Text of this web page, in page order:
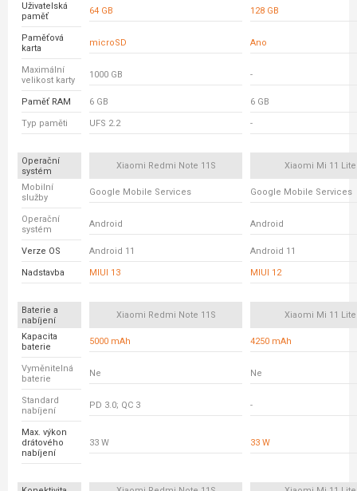
Uživatelská
paměť
64 GB 128 GB
Paměťová
karta
microSD Ano
Maximální
velikost karty
1000 GB -
Paměť RAM 6 GB 6 GB
Typ paměti UFS 2.2 -
Operační
systém
Xiaomi Redmi Note 11S Xiaomi Mi 11 Lite
Mobilní
služby
Google Mobile Services Google Mobile Services
Operační
systém
Android Android
Verze OS Android 11 Android 11
Nadstavba MIUI 13 MIUI 12
Baterie a
nabíjení
Xiaomi Redmi Note 11S Xiaomi Mi 11 Lite
Kapacita
baterie
5000 mAh 4250 mAh
Vyměnitelná
baterie
Ne Ne
Standard
nabíjení
PD 3.0; QC 3 -
Max. výkon
drátového
nabíjení
33 W 33 W